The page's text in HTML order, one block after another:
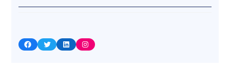
Facebook Twitter LinkedIn Instagram